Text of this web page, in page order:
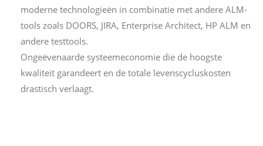
moderne technologieën in combinatie met andere ALM-
tools zoals DOORS, JIRA, Enterprise Architect, HP ALM en
andere testtools.
Ongeëvenaarde systeemeconomie die de hoogste
kwaliteit garandeert en de totale levenscycluskosten
drastisch verlaagt.